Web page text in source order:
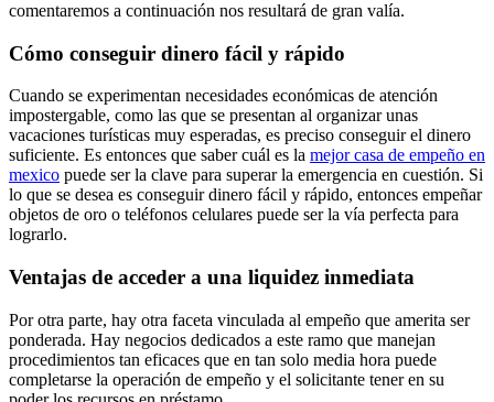
comentaremos a continuación nos resultará de gran valía.
Cómo conseguir dinero fácil y rápido
Cuando se experimentan necesidades económicas de atención
impostergable, como las que se presentan al organizar unas
vacaciones turísticas muy esperadas, es preciso conseguir el dinero
suficiente. Es entonces que saber cuál es la mejor casa de empeño en
mexico puede ser la clave para superar la emergencia en cuestión. Si
lo que se desea es conseguir dinero fácil y rápido, entonces empeñar
objetos de oro o teléfonos celulares puede ser la vía perfecta para
lograrlo.
Ventajas de acceder a una liquidez inmediata
Por otra parte, hay otra faceta vinculada al empeño que amerita ser
ponderada. Hay negocios dedicados a este ramo que manejan
procedimientos tan eficaces que en tan solo media hora puede
completarse la operación de empeño y el solicitante tener en su